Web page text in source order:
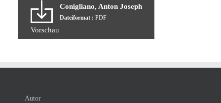
Conigliano, Anton Joseph
Dateiformat : PDF
Vorschau
Autor